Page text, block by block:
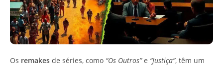
Os remakes de séries, como “Os Outros”e “Justiça”, têm um